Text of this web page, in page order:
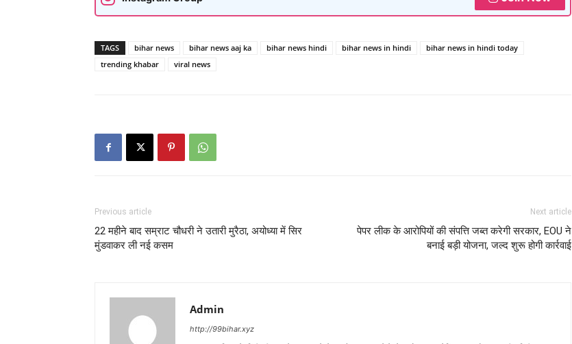
TAGS bihar news bihar news aaj ka bihar news hindi bihar news in hindi
bihar news in hindi today
trending khabar
viral news
Previous article
22 महीने बाद सम्राट चौधरी ने उतारी मुरैठा, अयोध्या में सिर
मुंडवाकर ली नई कसम
Next article
पेपर लीक के आरोपियों की संपत्ति जब्त करेगी सरकार, EOU ने
बनाई बड़ी योजना, जल्द शुरू होगी कार्रवाई
Admin
http://99bihar.xyz